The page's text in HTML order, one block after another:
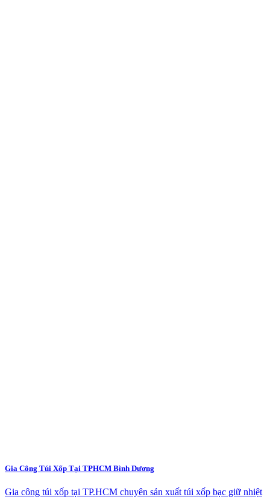
Gia Công Túi Xốp Tại TPHCM Bình Dương
Gia công túi xốp tại TP.HCM chuyên sản xuất túi xốp bạc giữ nhiệt